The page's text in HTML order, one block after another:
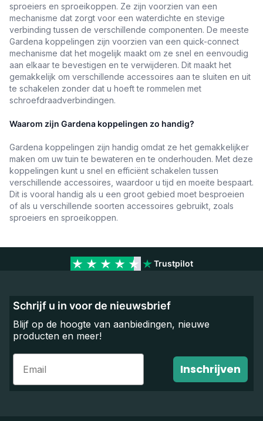
sproeiers en sproeikoppen. Ze zijn voorzien van een
mechanisme dat zorgt voor een waterdichte en stevige
verbinding tussen de verschillende componenten. De meeste
Gardena koppelingen zijn voorzien van een quick-connect
mechanisme dat het mogelijk maakt om ze snel en eenvoudig
aan elkaar te bevestigen en te verwijderen. Dit maakt het
gemakkelijk om verschillende accessoires aan te sluiten en uit
te schakelen zonder dat u hoeft te rommelen met
schroefdraadverbindingen.
Waarom zijn Gardena koppelingen zo handig?
Gardena koppelingen zijn handig omdat ze het gemakkelijker
maken om uw tuin te bewateren en te onderhouden. Met deze
koppelingen kunt u snel en efficiënt schakelen tussen
verschillende accessoires, waardoor u tijd en moeite bespaart.
Dit is vooral handig als u een groot gebied moet besproeien
of als u verschillende soorten accessoires gebruikt, zoals
sproeiers en sproeikoppen.
Trustpilot
Schrijf u in voor de nieuwsbrief
Blijf op de hoogte van aanbiedingen, nieuwe
producten en meer!
Email
Inschrijven